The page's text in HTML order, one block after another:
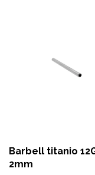
Barbell titanio
2mm